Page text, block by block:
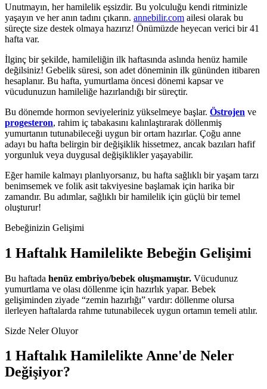
Unutmayın, her hamilelik eşsizdir. Bu yolculuğu kendi ritminizle
yaşayın ve her anın tadını çıkarın. annebilir.com ailesi olarak bu
süreçte size destek olmaya hazırız! Önümüzde heyecan verici bir 41
hafta var.
İlginç bir şekilde, hamileliğin ilk haftasında aslında henüz hamile
değilsiniz! Gebelik süresi, son adet döneminin ilk gününden itibaren
hesaplanır. Bu hafta, yumurtlama öncesi dönemi kapsar ve
vücudunuzun hamileliğe hazırlandığı bir süreçtir.
Bu dönemde hormon seviyeleriniz yükselmeye başlar. Östrojen ve
progesteron, rahim iç tabakasını kalınlaştırarak döllenmiş
yumurtanın tutunabileceği uygun bir ortam hazırlar. Çoğu anne
adayı bu hafta belirgin bir değişiklik hissetmez, ancak bazıları hafif
yorgunluk veya duygusal değişiklikler yaşayabilir.
Eğer hamile kalmayı planlıyorsanız, bu hafta sağlıklı bir yaşam tarzı
benimsemek ve folik asit takviyesine başlamak için harika bir
zamandır. Bu adımlar, sağlıklı bir hamilelik için güçlü bir temel
oluşturur!
Bebeğinizin Gelişimi
1 Haftalık Hamilelikte Bebeğin Gelişimi
Bu haftada henüz embriyo/bebek oluşmamıştır. Vücudunuz
yumurtlama ve olası döllenme için hazırlık yapar. Bebek
gelişiminden ziyade “zemin hazırlığı” vardır: döllenme olursa
ilerleyen haftalarda rahme tutunabilecek uygun ortamın temeli atılır.
Sizde Neler Oluyor
1 Haftalık Hamilelikte Anne'de Neler
Değişiyor?